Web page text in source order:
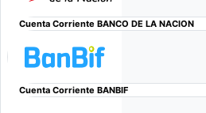
Cuenta Corriente BANCO DE LA NACION
Cuenta Corriente BANBIF